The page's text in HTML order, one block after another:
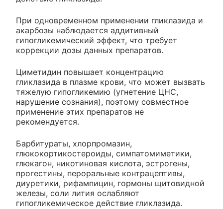
При одновременном применении гликлазида и
акарбозы наблюдается аддитивный
гипогликемический эффект, что требует
коррекции дозы данных препаратов.
Циметидин повышает концентрацию
гликлазида в плазме крови, что может вызвать
тяжелую гипогликемию (угнетение ЦНС,
нарушение сознания), поэтому совместное
применение этих препаратов не
рекомендуется.
Барбитураты, хлорпромазин,
глюкокортикостероиды, симпатомиметики,
глюкагон, никотиновая кислота, эстрогены,
прогестины, пероральные контрацептивы,
диуретики, рифампицин, гормоны щитовидной
железы, соли лития ослабляют
гипогликемическое действие гликлазида.